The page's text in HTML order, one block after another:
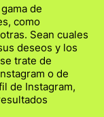
de
como
Sean cuales
deseos y los
trate de
o de
de Instagram,